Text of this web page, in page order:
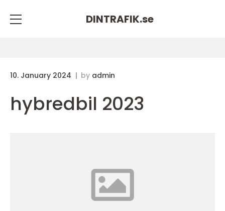
DINTRAFIK.se
10. January 2024 by admin
hybredbil 2023